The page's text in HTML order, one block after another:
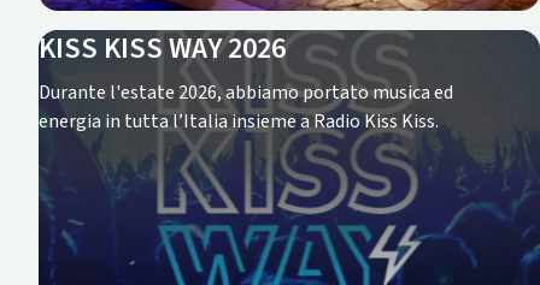
KISS KISS WAY 2026
Durante l'estate 2026, abbiamo portato musica ed
energia in tutta l’Italia insieme a Radio Kiss Kiss.